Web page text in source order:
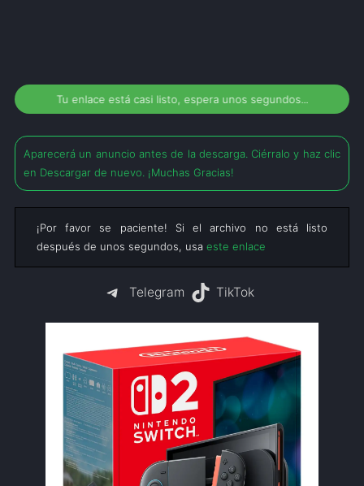
Tu enlace está casi listo, espera unos segundos...
Aparecerá un anuncio antes de la descarga. Ciérralo y haz clic
en Descargar de nuevo. ¡Muchas Gracias!
¡Por favor se paciente! Si el archivo no está listo
después de unos segundos, usa este enlace
Telegram TikTok